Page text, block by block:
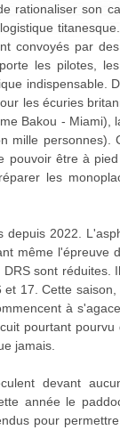
rationaliser son
convoyés par
les pilotes,
indispensable.
les écuries
Bakou -
mille
pouvoir être à
les
depuis 2022.
même l'épreuve
sont
17. Cette
à
pourtant
jamais.
devant
année le
pour